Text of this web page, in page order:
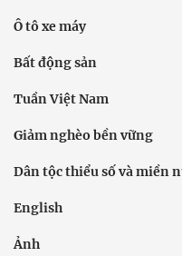
Ô tô xe máy
Bất động sản
Tuần Việt Nam
Giảm nghèo bền vững
Dân tộc thiểu số và miền
English
Ảnh